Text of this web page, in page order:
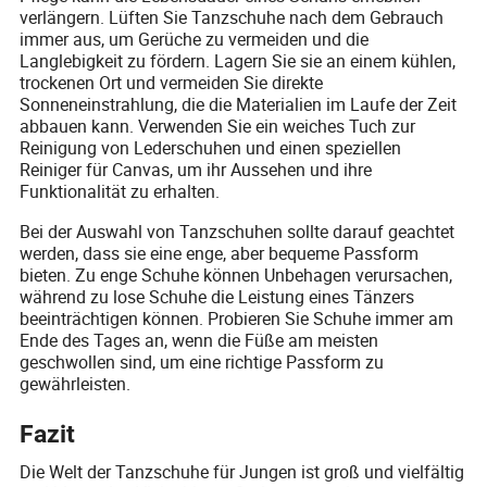
verlängern. Lüften Sie Tanzschuhe nach dem Gebrauch
immer aus, um Gerüche zu vermeiden und die
Langlebigkeit zu fördern. Lagern Sie sie an einem kühlen,
trockenen Ort und vermeiden Sie direkte
Sonneneinstrahlung, die die Materialien im Laufe der Zeit
abbauen kann. Verwenden Sie ein weiches Tuch zur
Reinigung von Lederschuhen und einen speziellen
Reiniger für Canvas, um ihr Aussehen und ihre
Funktionalität zu erhalten.
Bei der Auswahl von Tanzschuhen sollte darauf geachtet
werden, dass sie eine enge, aber bequeme Passform
bieten. Zu enge Schuhe können Unbehagen verursachen,
während zu lose Schuhe die Leistung eines Tänzers
beeinträchtigen können. Probieren Sie Schuhe immer am
Ende des Tages an, wenn die Füße am meisten
geschwollen sind, um eine richtige Passform zu
gewährleisten.
Fazit
Die Welt der Tanzschuhe für Jungen ist groß und vielfältig